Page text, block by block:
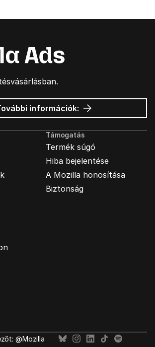
információk: Mozilla
hirdetések
Támogatás
Termék súgó
Hiba bejelentése
A Mozilla honosítása
Biztonság
@Mozilla